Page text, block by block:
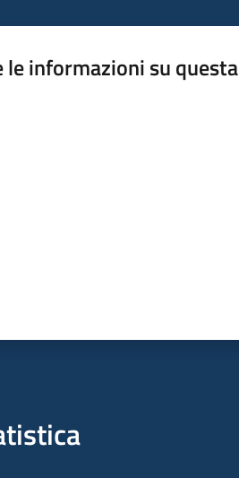
le informazioni su questa